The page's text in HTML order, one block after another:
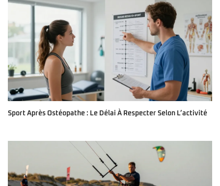
Sport Après Ostéopathe : Le Délai À Respecter Selon L’activité